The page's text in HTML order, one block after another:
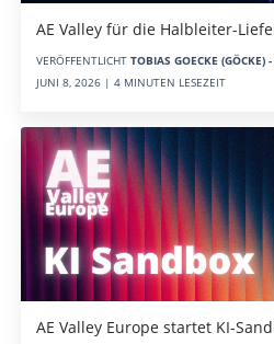
AE Valley für die Halbleiter-
VERÖFFENTLICHT TOBIAS GOECKE (GÖCKE)
JUNI 8, 2026 | 4 MINUTEN LESEZEIT
AE Valley Europe startet KI-